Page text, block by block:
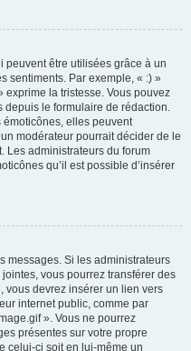
peuvent être utilisées grâce à un
sentiments. Par exemple, « :) »
exprime la tristesse. Vous pouvez
depuis le formulaire de rédaction.
elles peuvent
modérateur pourrait décider de le
Les administrateurs du forum
qu’il est possible d’insérer
messages. Si les administrateurs
vous pourrez transférer des
vous devrez insérer un lien vers
internet public, comme par
». Vous ne pourrez
présentes sur votre propre
celui-ci soit en lui-même un